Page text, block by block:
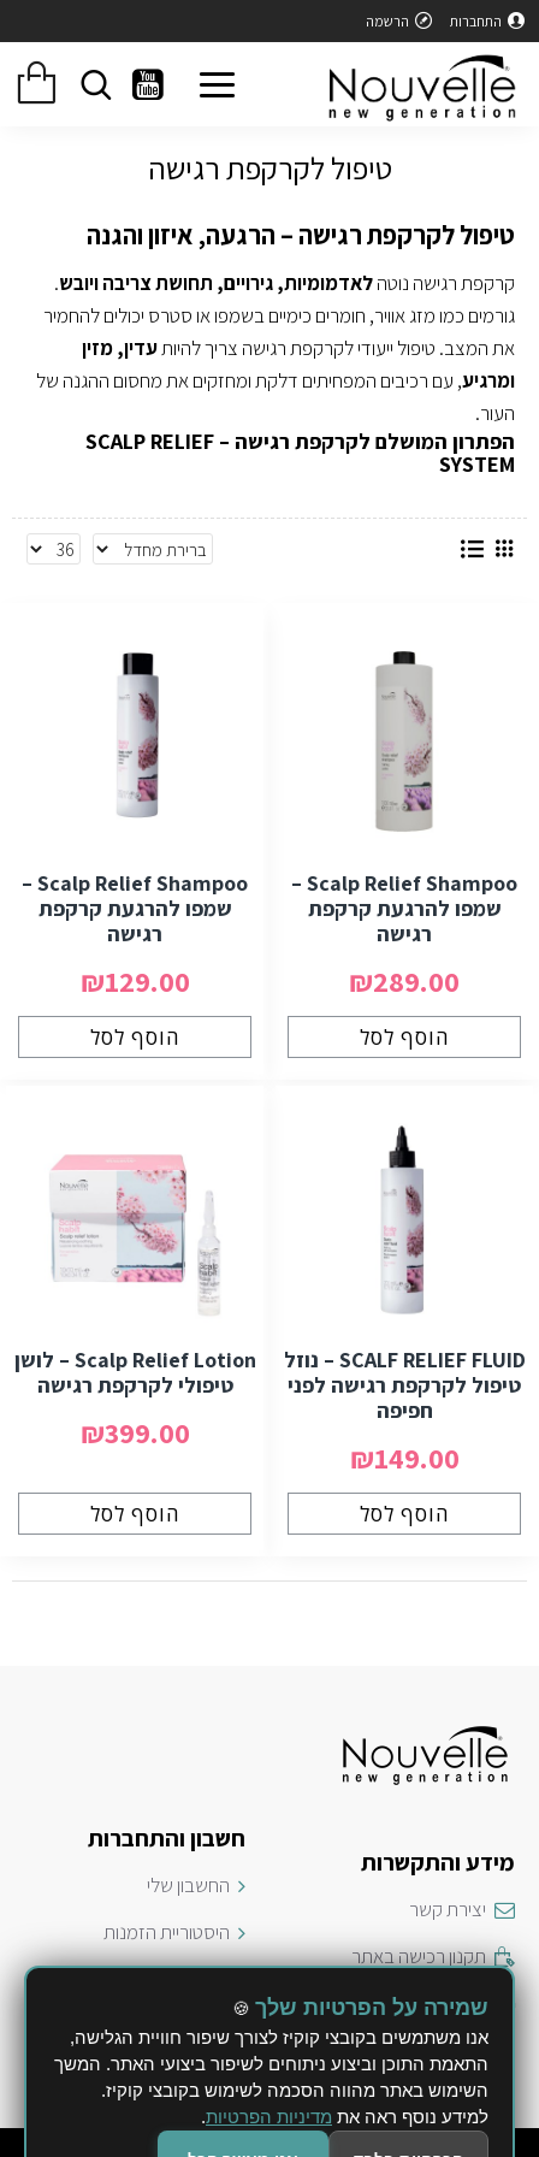
התחברות הרשמה
טיפול לקרקפת רגישה
טיפול לקרקפת רגישה – הרגעה, איזון והגנה
קרקפת רגישה נוטהלאדמומיות, גירויים, תחושת צריבה ויובש.
גורמים כמו מזג אוויר, חומרים כימיים בשמפו או סטרס יכולים להחמיר
את המצב. טיפול ייעודי לקרקפת רגישה צריך להיותעדין, מזין
ומרגיע, עם רכיבים המפחיתים דלקת ומחזקים את מחסום ההגנה של
העור.
הפתרון המושלם לקרקפת רגישה – SCALP RELIEF
SYSTEM
Scalp Relief Shampoo –
שמפו להרגעת קרקפת
רגישה
₪289.00
הוסף לסל
Scalp Relief Shampoo –
שמפו להרגעת קרקפת
רגישה
₪129.00
הוסף לסל
SCALF RELIEF FLUID – נוזל
טיפול לקרקפת רגישה לפני
חפיפה
₪149.00
הוסף לסל
Scalp Relief Lotion – לושן
טיפולי לקרקפת רגישה
₪399.00
הוסף לסל
מידע והתקשרות
יצירת קשר
תקנון רכישה באתר
משלוחים ושילוח חבילות
מדיניות החזרה או החלפה
חשבון והתחברות
החשבון שלי
היסטוריית הזמנות
הצהרת נגישות
© 2026 Nouvelle - לי השקעות ב.מ. בע"מ
שמירה על הפרטיות שלך 🍪
אנו משתמשים בקובצי קוקיז לצורך שיפור חוויית הגלישה,
התאמת התוכן וביצוע ניתוחים לשיפור ביצועי האתר. המשך
השימוש באתר מהווה הסכמה לשימוש בקובצי קוקיז.
למידע נוסף ראה את מדיניות הפרטיות.